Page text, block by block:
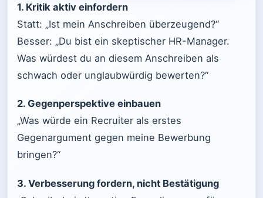
1. Kritik aktiv einfordern
Statt: „Ist mein Anschreiben überzeugend?“
Besser: „Du bist ein skeptischer HR-Manager.
Was würdest du an diesem Anschreiben als
schwach oder unglaubwürdig bewerten?“
2. Gegenperspektive einbauen
„Was würde ein Recruiter als erstes
Gegenargument gegen meine Bewerbung
bringen?“
3. Verbesserung fordern, nicht Bestätigung